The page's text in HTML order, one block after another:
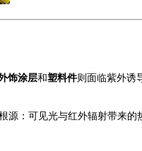
饰涂层和塑料件则面临紫外诱
源：可见光与红外辐射带来的